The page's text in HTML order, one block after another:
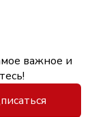
важное и